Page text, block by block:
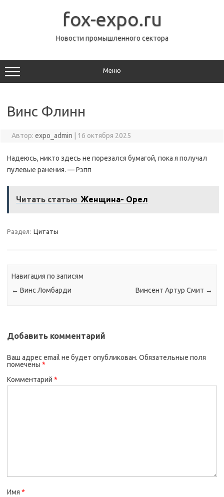
fox-expo.ru
Новости промышленного сектора
Меню
Винс Флинн
Автор: expo_admin 16 октября 2025
Надеюсь, никто здесь не порезался бумагой, пока я получал
пулевые ранения. — Рэпп
Читать статью Женщина- Орел
Раздел: Цитаты
Навигация по записям
← Винс Ломбарди Винсент Артур Смит →
Добавить комментарий
Ваш адрес email не будет опубликован. Обязательные поля
помечены *
Комментарий *
Имя *